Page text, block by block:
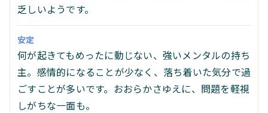
乏しいようです。
安定
何が起きてもめったに動じない、強いメンタルの持ち
主。感情的になることが少なく、落ち着いた気分で過
ごすことが多いです。おおらかさゆえに、問題を軽視
しがちな一面も。